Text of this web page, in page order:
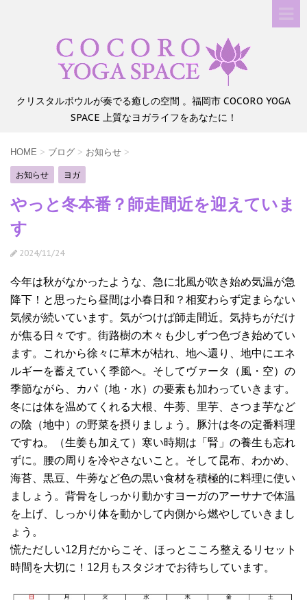
クリスタルボウルが奏でる癒しの空間 。福岡市 COCORO YOGA
SPACE 上質なヨガライフをあなたに！
HOME > ブログ > お知らせ >
お知らせ ヨガ
やっと冬本番？師走間近を迎えていま
す
2024/11/24
今年は秋がなかったような、急に北風が吹き始め気温が急
降下！と思ったら昼間は小春日和？相変わらず定まらない
気候が続いています。気がつけば師走間近。気持ちがだけ
が焦る日々です。街路樹の木々も少しずつ色づき始めてい
ます。これから徐々に草木が枯れ、地へ還り、地中にエネ
ルギーを蓄えていく季節へ。そしてヴァータ（風・空）の
季節ながら、カパ（地・水）の要素も加わっていきます。
冬には体を温めてくれる大根、牛蒡、里芋、さつま芋など
の陰（地中）の野菜を摂りましょう。豚汁は冬の定番料理
ですね。（生姜も加えて）寒い時期は「腎」の養生も忘れ
ずに。腰の周りを冷やさないこと。そして昆布、わかめ、
海苔、黒豆、牛蒡など色の黒い食材を積極的に料理に使い
ましょう。背骨をしっかり動かすヨーガのアーサナで体温
を上げ、しっかり体を動かして内側から燃やしていきまし
ょう。
慌ただしい12月だからこそ、ほっとこころ整えるリセット
時間を大切に！12月もスタジオでお待ちしています。